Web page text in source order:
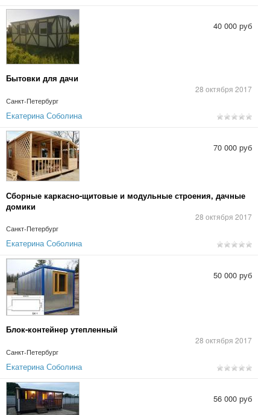
Бытовки для дачи
28 октября 2017
Санкт-Петербург
40 000 руб
Екатерина Соболина
Сборные каркасно-щитовые и модульные строения, дачные
домики
28 октября 2017
Санкт-Петербург
70 000 руб
Екатерина Соболина
Блок-контейнер утепленный
28 октября 2017
Санкт-Петербург
50 000 руб
Екатерина Соболина
56 000 руб